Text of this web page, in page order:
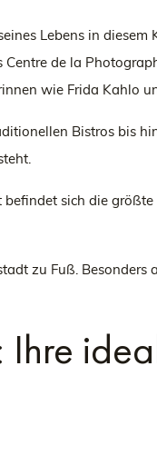
Lebens in
de la
wie Frida Kahlo
Bistros bis
sich die
zu Fuß.